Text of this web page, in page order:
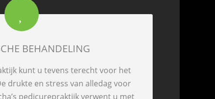
BEHANDELING
kunt u tevens terecht voor het
drukte en stress van alledag voor
pedicurepraktijk verwent u met